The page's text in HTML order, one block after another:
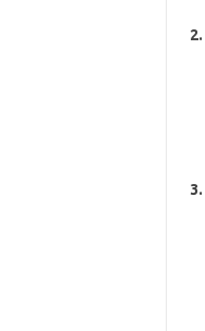
2.
3.